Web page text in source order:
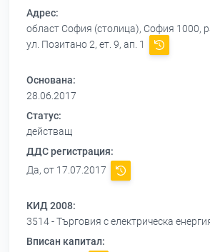
Адрес:
област София (столица), София 1000,
ул. Позитано 2, ет. 9, ап. 1
Основана:
28.06.2017
Статус:
действащ
ДДС регистрация:
Да, от 17.07.2017
КИД 2008:
3514 - Търговия с електрическа
Вписан капитал: